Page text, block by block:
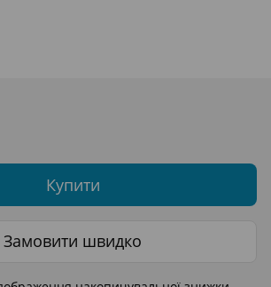
Купити
Замовити швидко